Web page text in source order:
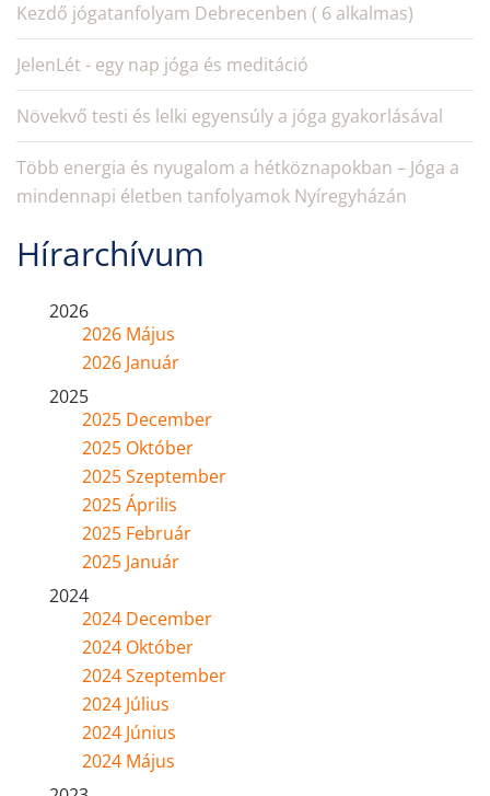
Kezdő jógatanfolyam Debrecenben ( 6 alkalmas)
JelenLét - egy nap jóga és meditáció
Növekvő testi és lelki egyensúly a jóga gyakorlásával
Több energia és nyugalom a hétköznapokban – Jóga a
mindennapi életben tanfolyamok Nyíregyházán
Hírarchívum
2026
2026 Május
2026 Január
2025
2025 December
2025 Október
2025 Szeptember
2025 Április
2025 Február
2025 Január
2024
2024 December
2024 Október
2024 Szeptember
2024 Július
2024 Június
2024 Május